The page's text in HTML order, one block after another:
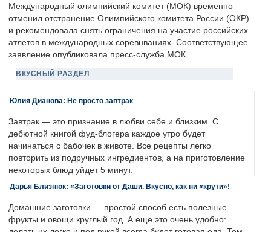
Международный олимпийский комитет (МОК) временно
отменил отстранение Олимпийского комитета России (ОКР)
и рекомендовала снять ограничения на участие российских
атлетов в международных соревнваниях. Соответствующее
заявление опубликовала пресс-служба МОК.
ВКУСНЫЙ РАЗДЕЛ
Юлия Дианова: Не просто завтрак
Завтрак — это признание в любви себе и близким. С
дебютной книгой фуд-блогера каждое утро будет
начинаться с бабочек в животе. Все рецепты легко
повторить из подручных ингредиентов, а на приготовление
некоторых блюд уйдет 5 минут.
Дарья Близнюк: «Заготовки от Даши. Вкусно, как ни «крути»!
Домашние заготовки — простой способ есть полезные
фрукты и овощи круглый год. А еще это очень удобно: